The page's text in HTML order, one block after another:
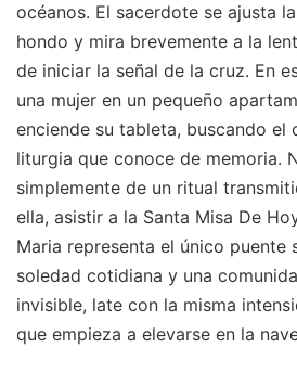
océanos. El sacerdote se ajusta
hondo y mira brevemente a la
de iniciar la señal de la cruz. En
una mujer en un pequeño
enciende su tableta, buscando el
liturgia que conoce de memoria.
simplemente de un ritual
ella, asistir a la Santa Misa De
Maria representa el único puente
soledad cotidiana y una
invisible, late con la misma
que empieza a elevarse en la